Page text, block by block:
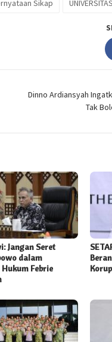
Sikap
Dinno Ardiansyah
Tak
Jangan Seret
dalam
Febrie